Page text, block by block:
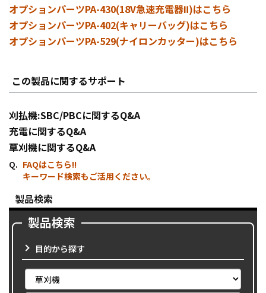
オプションパーツPA-430(18V急速充電器Ⅱ)はこちら
オプションパーツPA-402(キャリーバッグ)はこちら
オプションパーツPA-529(ナイロンカッター)はこちら
この製品に関するサポート
刈払機:SBC/PBCに関するQ&A
充電に関するQ&A
草刈機に関するQ&A
FAQはこちら!!
キーワード検索もご活用ください。
製品検索
製品検索
目的から探す